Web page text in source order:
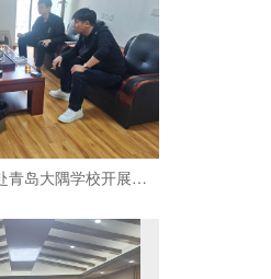
数字媒体艺术专业赴青岛大隅学校开展访企拓岗活动